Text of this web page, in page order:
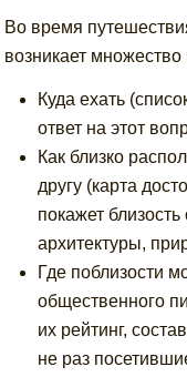
Во время
возникает множество
Куда ехать
ответ на этот
Как близко
другу (карта
покажет
архитектуры,
Где поблизости
общественного
их рейтинг,
не раз